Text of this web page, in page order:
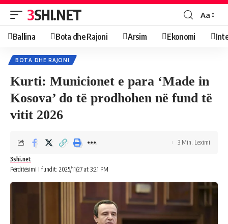
3SHI.NET Aa
Ballina Bota dhe Rajoni Arsim Ekonomi
BOTA DHE RAJONI
Kurti: Municionet e para ‘Made in
Kosova’ do të prodhohen në fund të
vitit 2026
Përditësimi i fundit: 2025/11/27 at 3:21 PM
3shi.net
3 Min. Leximi